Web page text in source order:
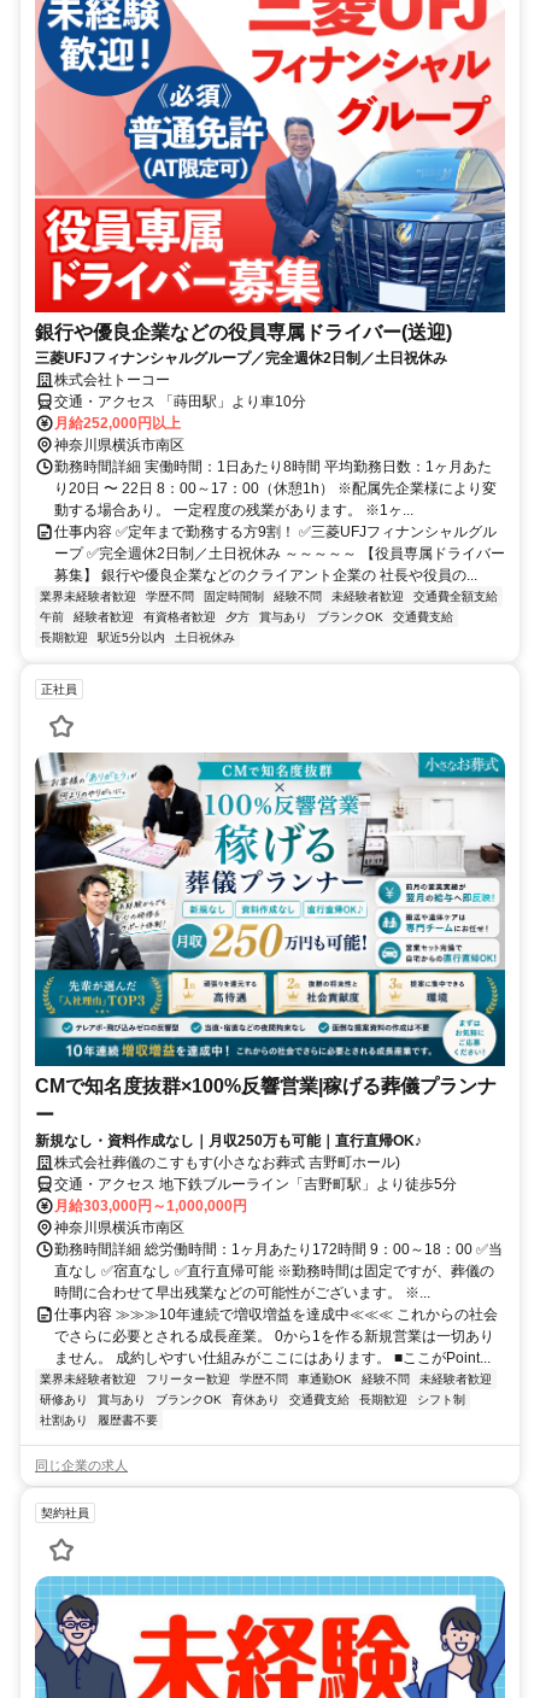
銀行や優良企業などの役員専属ドライバー(送迎)
三菱UFJフィナンシャルグループ／完全週休2日制／土日祝休み
株式会社トーコー
交通・アクセス 「蒔田駅」より車10分
月給252,000円以上
神奈川県横浜市南区
勤務時間詳細 実働時間：1日あたり8時間 平均勤務日数：1ヶ月あた
り20日 〜 22日 8：00～17：00（休憩1h） ※配属先企業様により変
動する場合あり。 一定程度の残業があります。 ※1ヶ...
仕事内容 ✅定年まで勤務する方9割！ ✅三菱UFJフィナンシャルグル
ープ ✅完全週休2日制／土日祝休み ～～～～～ 【役員専属ドライバー
募集】 銀行や優良企業などのクライアント企業の 社長や役員の...
業界未経験者歓迎 学歴不問 固定時間制 経験不問 未経験者歓迎
交通費全額支給
午前
経験者歓迎 有資格者歓迎 夕方 賞与あり ブランクOK
交通費支給
長期歓迎
駅近5分以内 土日祝休み
正社員
CMで知名度抜群×100%反響営業|稼げる葬儀プランナ
ー
新規なし・資料作成なし｜月収250万も可能｜直行直帰OK♪
株式会社葬儀のこすもす(小さなお葬式 吉野町ホール)
交通・アクセス 地下鉄ブルーライン「吉野町駅」より徒歩5分
月給303,000円～1,000,000円
神奈川県横浜市南区
勤務時間詳細 総労働時間：1ヶ月あたり172時間 9：00～18：00 ✅当
直なし ✅宿直なし ✅直行直帰可能 ※勤務時間は固定ですが、葬儀の
時間に合わせて早出残業などの可能性がございます。 ※...
仕事内容 ≫≫≫10年連続で増収増益を達成中≪≪≪ これからの社会
でさらに必要とされる成長産業。 0から1を作る新規営業は一切あり
ません。 成約しやすい仕組みがここにはあります。 ■ここがPoint...
業界未経験者歓迎 フリーター歓迎 学歴不問 車通勤OK 経験不問
未経験者歓迎
研修あり
賞与あり ブランクOK 育休あり 交通費支給 長期歓迎
シフト制
社割あり
履歴書不要
同じ企業の求人
契約社員